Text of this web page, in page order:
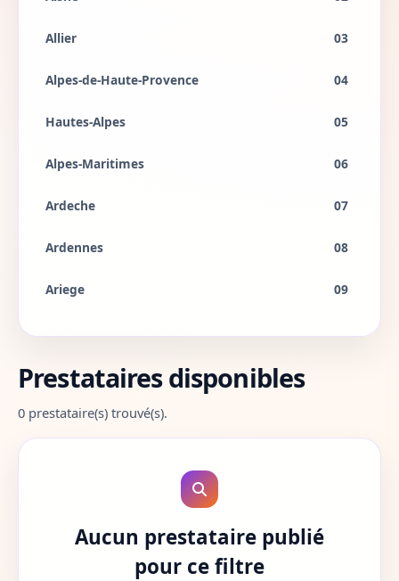
Allier 03
Alpes-de-Haute-Provence 04
Hautes-Alpes 05
Alpes-Maritimes 06
Ardeche 07
Ardennes 08
Ariege 09
Aude
Aveyron
Cantal
Prestataires disponibles
0 prestataire(s) trouvé(s).
Aucun prestataire publié
pour ce filtre